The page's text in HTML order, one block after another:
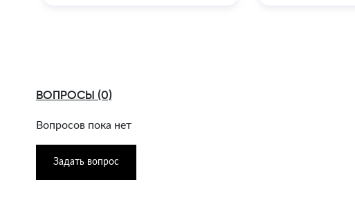
ВОПРОСЫ (0)
Вопросов пока нет
Задать вопрос